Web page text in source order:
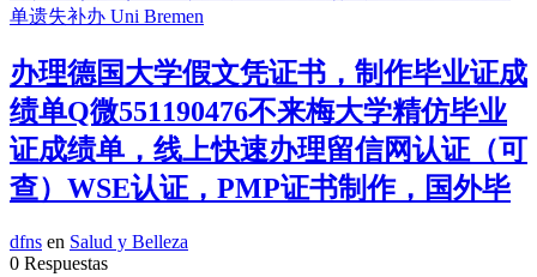
办理德国大学假文凭证书，制作毕业证成
绩单Q微551190476不来梅大学精仿毕业
证成绩单，线上快速办理留信网认证（可
查）WSE认证，PMP证书制作，国外毕
dfns en Salud y Belleza
0 Respuestas